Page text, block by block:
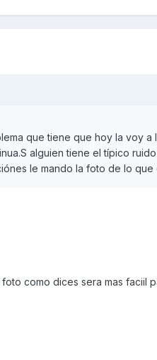
que tiene que hoy la voy a
alguien tiene el típico ruido
le mando la foto de lo que
como dices sera mas faciil